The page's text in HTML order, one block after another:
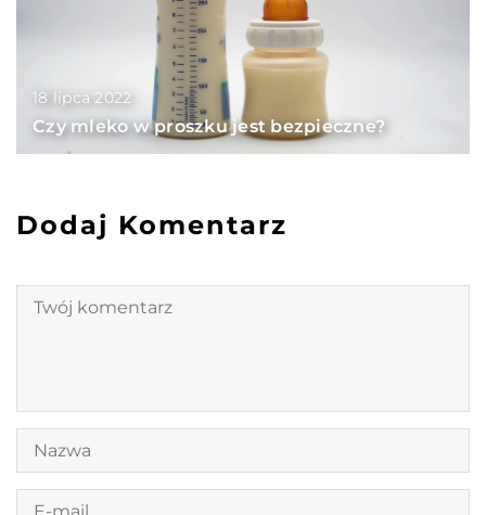
18 lipca 2022
Czy mleko w proszku jest bezpieczne?
Dodaj Komentarz